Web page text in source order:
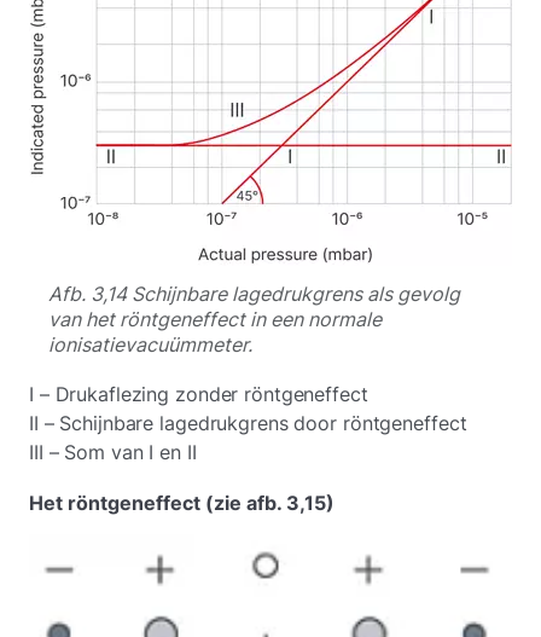
Afb. 3,14 Schijnbare lagedrukgrens als gevolg
van het röntgeneffect in een normale
ionisatievacuümmeter.
I – Drukaflezing zonder röntgeneffect
II – Schijnbare lagedrukgrens door röntgeneffect
III – Som van I en II
Het röntgeneffect (zie afb. 3,15)